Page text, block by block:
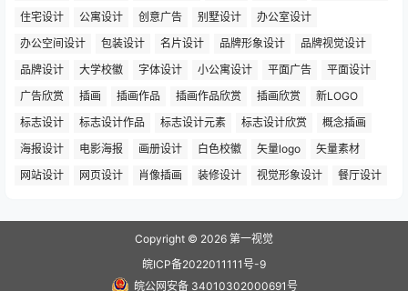
住宅设计
公寓设计 创意广告 别墅设计
办公室设计
办公空间设计
包装设计 名片设计 品牌形象设计
品牌视觉设计
品牌设计
大学校徽 字体设计 小公寓设计 平面广告
平面设计
广告欣赏
插画 插画作品 插画作品欣赏 插画欣赏
新LOGO
标志设计
标志设计作品 标志设计元素 标志设计欣赏
概念插画
海报设计
电影海报 画册设计 白色校徽 矢量logo
矢量素材
网站设计
网页设计 肖像插画 装修设计 视觉形象设计 餐厅设计
Copyright © 2026 第一视觉
皖ICP备2022011111号-9
皖公网安备 34010302000691号